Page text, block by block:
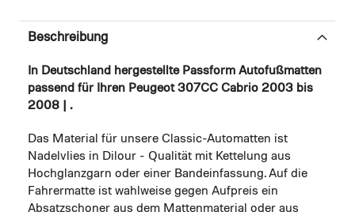
Beschreibung
In Deutschland hergestellte Passform Autofußmatten
passend für Ihren Peugeot 307CC Cabrio 2003 bis
2008 | .
Das Material für unsere Classic-Automatten ist
Nadelvlies in Dilour - Qualität mit Kettelung aus
Hochglanzgarn oder einer Bandeinfassung. Auf die
Fahrermatte ist wahlweise gegen Aufpreis ein
Absatzschoner aus dem Mattenmaterial oder aus